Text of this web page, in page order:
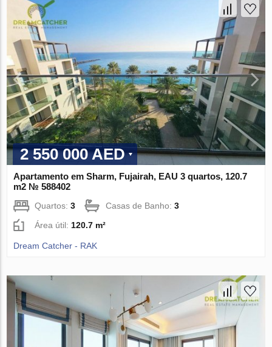
2 550 000 AED
Apartamento em Sharm, Fujairah, EAU 3 quartos, 120.7
m2 № 588402
Quartos:3 Casas de Banho:3
Área útil: 120.7 m²
Dream Catcher - RAK